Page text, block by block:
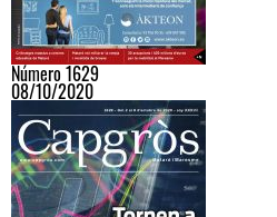
Número 1629
08/10/2020